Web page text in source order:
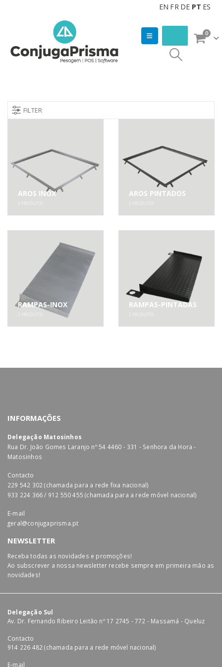
EN FR DE PT ES
0
FILTER
AROS INOX AROS PINTADOS
RAMPAS-INOX RAMPAS-PINTADAS
INFORMAÇÕES
Delegação Matosinhos
Rua Dr. João Gomes Laranjo nº 54 4460 - 331 - Senhora da Hora -
Matosinhos
Contacto
229 542 302 (chamada para a rede fixa nacional)
933 224 366 / 912 550 455 (chamada para a rede móvel nacional)
E-mail
geral@conjugaprisma.pt
NEWSLETTER
Receba todas as novidades e promoções!
Ao subscrever a nossa newsletter recebe sempre em primeira mão as
novidades!
Delegação Sul
Av. Dr. Fernando Ribeiro Leitão nº 17 2745 - 772 - Massamá - Queluz
Contacto
914 226 482 (chamada para a rede móvel nacional)
E-mail